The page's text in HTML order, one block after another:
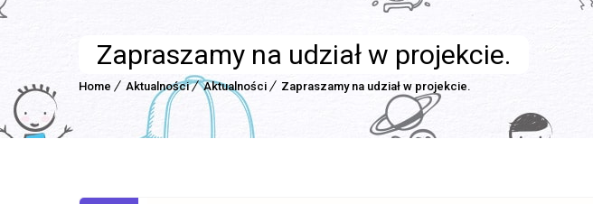
Zapraszamy na udział w projekcie.
Home Aktualności Aktualności Zapraszamy na udział w projekcie.